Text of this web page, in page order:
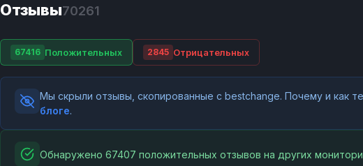
Отзывы70261
67416 Положительных 2845 Отрицательных
Мы скрыли отзывы, скопированные с bestchange. Почему и как
блоге.
Обнаружено 67407 положительных отзывов на других